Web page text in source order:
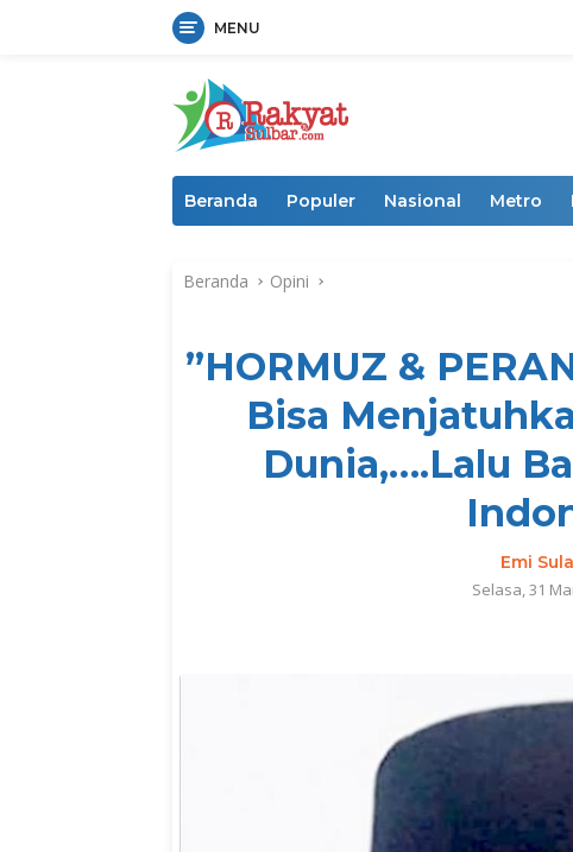
MENU
Beranda Populer Nasional Metro
Beranda Opini
”HORMUZ &
Bisa
Dunia,….Lalu
Emi
Selasa, 31